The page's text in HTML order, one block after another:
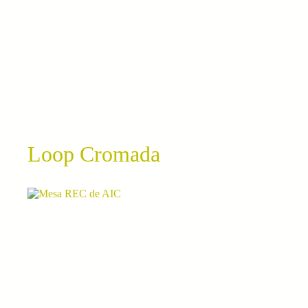
Loop Cromada